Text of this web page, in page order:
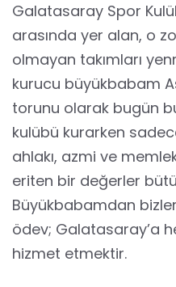
Galatasaray Spor
arasında yer alan, o
olmayan takımları
kurucu büyükbabam
torunu olarak bugün
kulübü kurarken
ahlakı, azmi ve
eriten bir değerler
Büyükbabamdan
ödev; Galatasaray’a
hizmet etmektir.